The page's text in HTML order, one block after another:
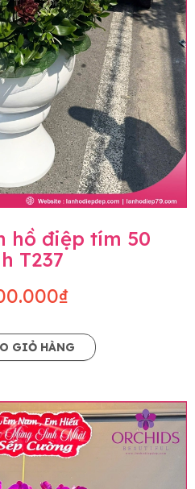
hồ điệp tím 50
T237
GIỎ HÀNG